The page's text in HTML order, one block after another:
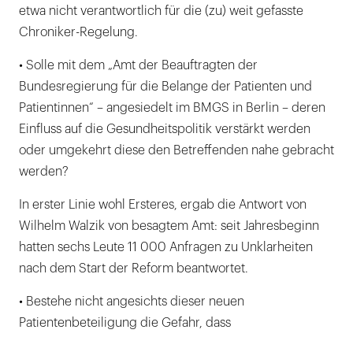
etwa nicht verantwortlich für die (zu) weit gefasste
Chroniker-Regelung.
• Solle mit dem „Amt der Beauftragten der
Bundesregierung für die Belange der Patienten und
Patientinnen“ – angesiedelt im BMGS in Berlin – deren
Einfluss auf die Gesundheitspolitik verstärkt werden
oder umgekehrt diese den Betreffenden nahe gebracht
werden?
In erster Linie wohl Ersteres, ergab die Antwort von
Wilhelm Walzik von besagtem Amt: seit Jahresbeginn
hatten sechs Leute 11 000 Anfragen zu Unklarheiten
nach dem Start der Reform beantwortet.
• Bestehe nicht angesichts dieser neuen
Patientenbeteiligung die Gefahr, dass